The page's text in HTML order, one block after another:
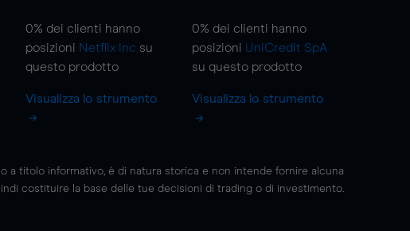
0% dei clienti hanno
posizioni Netflix Inc su
questo prodotto
Visualizza lo strumento
0% dei clienti hanno
posizioni UniCredit SpA
su questo prodotto
Visualizza lo strumento
titolo informativo, è di natura storica e non intende fornire alcuna
costituire la base delle tue decisioni di trading o di investimento.